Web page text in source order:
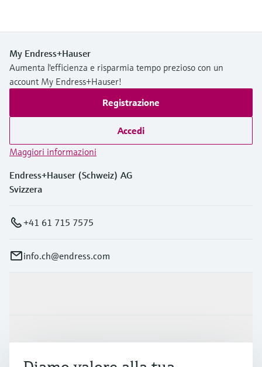
My Endress+Hauser
Aumenta l'efficienza e risparmia tempo prezioso con un
account My Endress+Hauser!
Registrazione
Accedi
Maggiori informazioni
Endress+Hauser (Schweiz) AG
Svizzera
+41 61 715 7575
info.ch@endress.com